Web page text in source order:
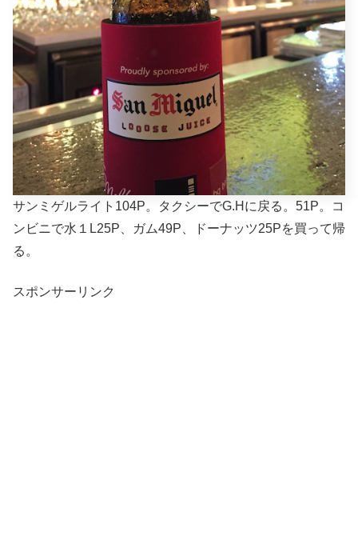
サンミゲルライト104P。タクシーでG.Hに戻る。51P。コ
ンビニで水１L25P、ガム49P、ドーナッツ25Pを買って帰
る。
スポンサーリンク